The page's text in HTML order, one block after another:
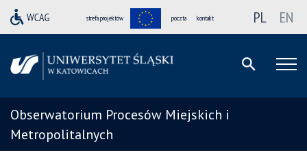
strefa projektów poczta kontakt PL EN
Obserwatorium Procesów Miejskich i
Metropolitalnych